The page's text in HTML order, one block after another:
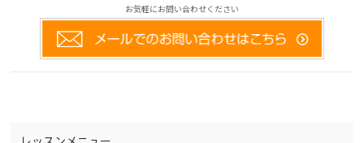
お気軽にお問い合わせください